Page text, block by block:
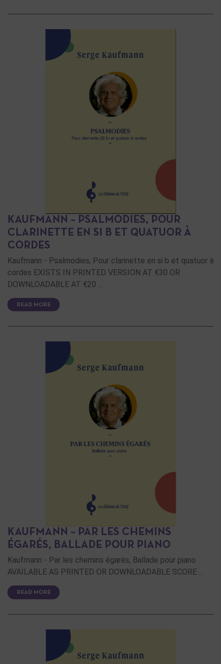
KAUFMANN – PSALMODIES, POUR
CLARINETTE EN SI B ET QUATUOR À
CORDES
Kaufmann - Psalmodies, Pour clarinette en si b et quatuor à
cordes EXISTS IN PRINTED VERSION AT €30 OR
DOWNLOADABLE AT €20 …
READ MORE
KAUFMANN – PAR LES CHEMINS
ÉGARÉS, BALLADE POUR PIANO
Kaufmann - Par les chemins égarés, Ballade pour piano
AVAILABLE AS PRINTED OR DOWNLOADABLE SCORE …
READ MORE